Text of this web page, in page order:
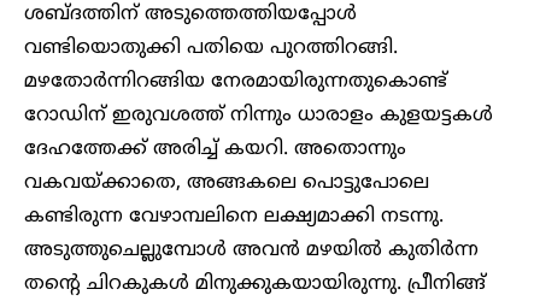
ശബ്ദത്തിന് അടുത്തെത്തിയപ്പോൾ
വണ്ടിയൊതുക്കി പതിയെ പുറത്തിറങ്ങി.
മഴതോർന്നിറങ്ങിയ നേരമായിരുന്നതുകൊണ്ട്
റോഡിന് ഇരുവശത്ത് നിന്നും ധാരാളം കുളയട്ടകൾ
ദേഹത്തേക്ക് അരിച്ച് കയറി. അതൊന്നും
വകവയ്ക്കാതെ, അങ്ങകലെ പൊട്ടുപോലെ
കണ്ടിരുന്ന വേഴാമ്പലിനെ ലക്ഷ്യമാക്കി നടന്നു.
അടുത്തുചെല്ലുമ്പോൾ അവൻ മഴയിൽ കുതിർന്ന
തന്റെ ചിറകുകൾ മിനുക്കുകയായിരുന്നു. പ്രീനിങ്ങ്